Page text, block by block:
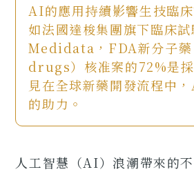
AI的應用持續影響生技臨
如法國達梭集團旗下臨床
Medidata，FDA新分子
drugs）核准案的72%是
見在全球新藥開發流程中
的助力。
人工智慧（AI）浪潮帶來的